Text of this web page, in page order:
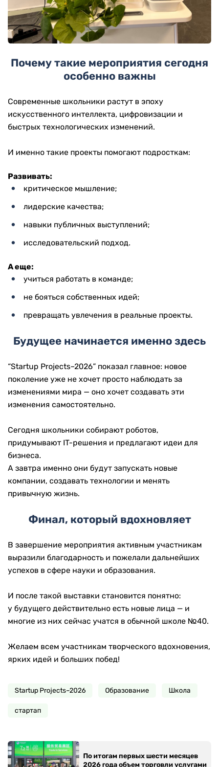
Почему такие мероприятия сегодня
особенно важны
Современные школьники растут в эпоху
искусственного интеллекта, цифровизации и
быстрых технологических изменений.
И именно такие проекты помогают подросткам:
Развивать:
критическое мышление;
лидерские качества;
навыки публичных выступлений;
исследовательский подход.
А еще:
учиться работать в команде;
не бояться собственных идей;
превращать увлечения в реальные проекты.
Будущее начинается именно здесь
“Startup Projects–2026” показал главное: новое
поколение уже не хочет просто наблюдать за
изменениями мира — оно хочет создавать эти
изменения самостоятельно.
Сегодня школьники собирают роботов,
придумывают IT-решения и предлагают идеи для
бизнеса.
А завтра именно они будут запускать новые
компании, создавать технологии и менять
привычную жизнь.
Финал, который вдохновляет
В завершение мероприятия активным участникам
выразили благодарность и пожелали дальнейших
успехов в сфере науки и образования.
И после такой выставки становится понятно:
у будущего действительно есть новые лица — и
многие из них сейчас учатся в обычной школе №40.
Желаем всем участникам творческого вдохновения,
ярких идей и больших побед!
Startup Projects–2026 Образование Школа
стартап
По итогам первых шести месяцев
2026 года объем торговли услугами